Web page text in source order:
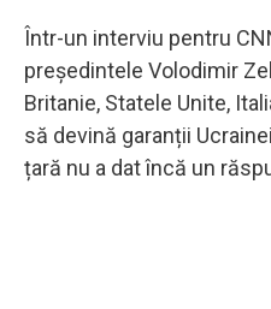
Într-un interviu pentru
președintele Volodimir
Britanie, Statele Unite,
să devină garanții
țară nu a dat încă un